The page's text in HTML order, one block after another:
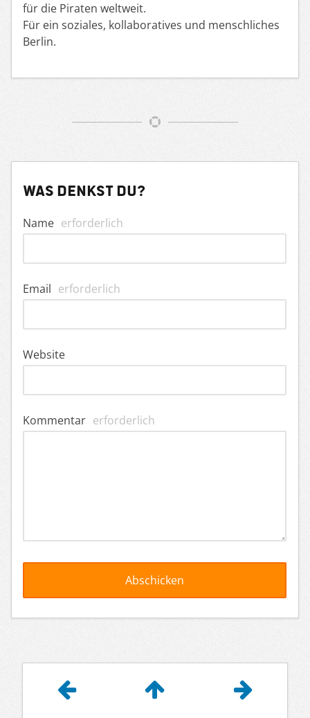
für die Piraten weltweit.
Für ein soziales, kollaboratives und menschliches
Berlin.
Was denkst du?
Name erforderlich
Email erforderlich
Website
Kommentar erforderlich